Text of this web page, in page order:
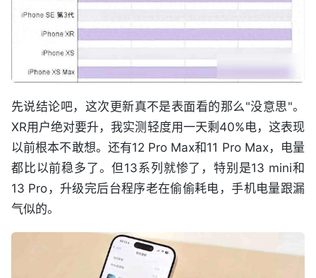
先说结论吧，这次更新真不是表面看的那么"没意思"。
XR用户绝对要升，我实测轻度用一天剩40%电，这表现
以前根本不敢想。还有12 Pro Max和11 Pro Max，电量
都比以前稳多了。但13系列就惨了，特别是13 mini和
13 Pro，升级完后台程序老在偷偷耗电，手机电量跟漏
气似的。